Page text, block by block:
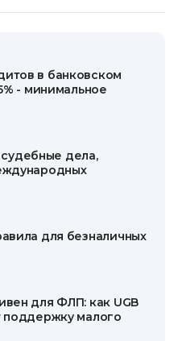
в банковском
- минимальное
дела,
для безналичных
для ФЛП: как UGB
поддержку малого